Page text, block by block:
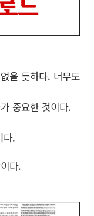
을 듯하다. 너무도
중요한 것이다.
다.
다.